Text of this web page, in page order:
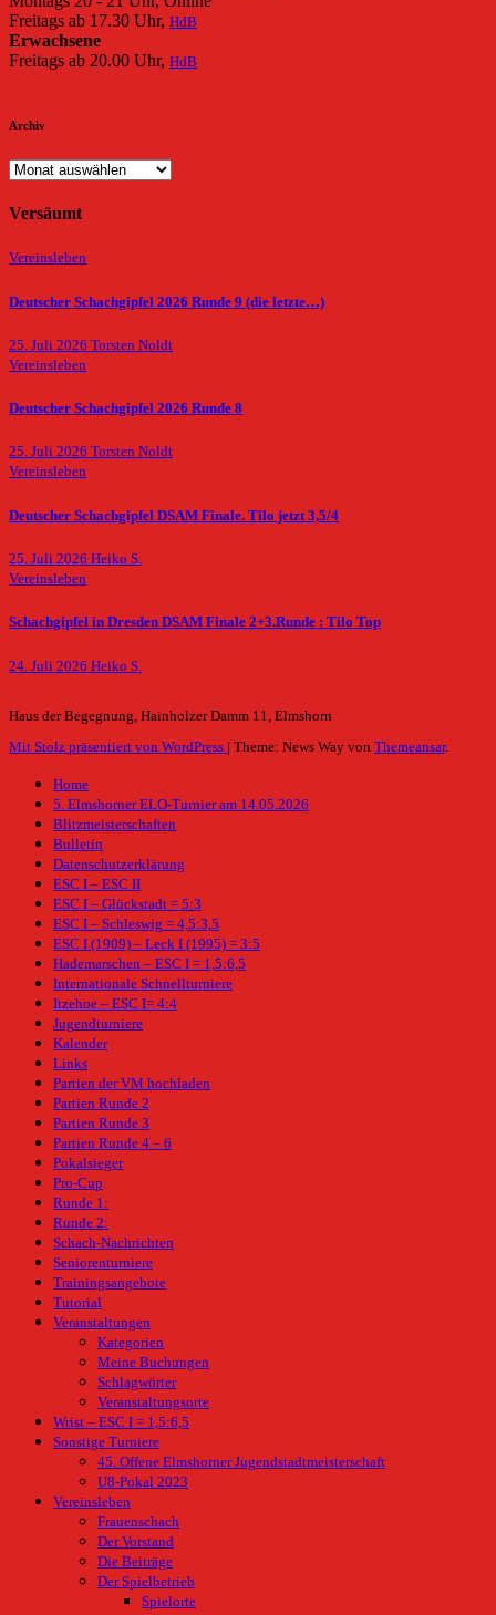
Freitags ab 17.30 Uhr, HdB
Erwachsene
Freitags ab 20.00 Uhr, HdB
Archiv
Archiv
Versäumt
Vereinsleben
Deutscher Schachgipfel 2026 Runde 9 (die letzte…)
25. Juli 2026 Torsten Noldt
Vereinsleben
Deutscher Schachgipfel 2026 Runde 8
25. Juli 2026 Torsten Noldt
Vereinsleben
Deutscher Schachgipfel DSAM Finale. Tilo jetzt 3,5/4
25. Juli 2026 Heiko S.
Vereinsleben
Schachgipfel in Dresden DSAM Finale 2+3.Runde : Tilo Top
24. Juli 2026 Heiko S.
Haus der Begegnung, Hainholzer Damm 11, Elmshorn
Mit Stolz präsentiert von WordPress
Theme: News Way von Themeansar.
Home
5. Elmshorner ELO-Turnier am 14.05.2026
Blitzmeisterschaften
Bulletin
Datenschutzerklärung
ESC I – ESC II
ESC I – Glückstadt = 5:3
ESC I – Schleswig = 4,5:3,5
ESC I (1909) – Leck I (1995) = 3:5
Hademarschen – ESC I = 1,5:6,5
Internationale Schnellturniere
Itzehoe – ESC I= 4:4
Jugendturniere
Kalender
Links
Partien der VM hochladen
Partien Runde 2
Partien Runde 3
Partien Runde 4 – 6
Pokalsieger
Pro-Cup
Runde 1:
Runde 2:
Schach-Nachrichten
Seniorenturniere
Trainingsangebote
Tutorial
Veranstaltungen
Kategorien
Meine Buchungen
Schlagwörter
Veranstaltungsorte
Wrist – ESC I = 1,5:6,5
Sonstige Turniere
45. Offene Elmshorner Jugendstadtmeisterschaft
U8-Pokal 2023
Vereinsleben
Frauenschach
Der Vorstand
Die Beiträge
Der Spielbetrieb
Spielorte